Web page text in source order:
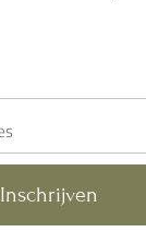
Inschrijven